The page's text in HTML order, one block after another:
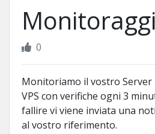
0
Monitoriamo il vostro Server
VPS con verifiche ogni 3
fallire vi viene inviata una
al vostro riferimento.